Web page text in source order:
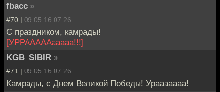
fbacc »
#70 | 09.05.16 07:26
С праздником, камрады!
[УРРАААААааааа!!!]
KGB_SIBIR »
#71 | 09.05.16 07:26
Камрады, с Днем Великой Победы! Урааааааа!